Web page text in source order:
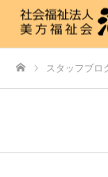
スタッフブロ